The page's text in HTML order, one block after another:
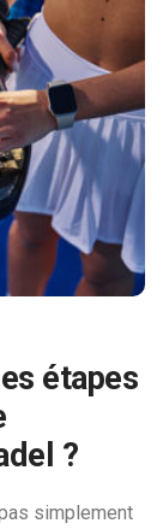
étapes
?
simplement